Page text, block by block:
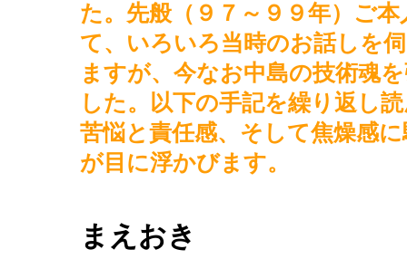
た。先般（９７～９９年）ご
て、いろいろ当時のお話しを
ますが、今なお中島の技術魂
した。以下の手記を繰り返し
苦悩と責任感、そして焦燥感
が目に浮かびます。
まえおき